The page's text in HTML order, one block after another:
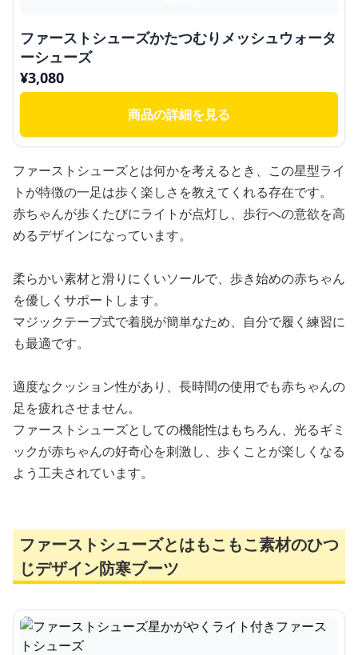
ファーストシューズかたつむりメッシュウォータ
ーシューズ
¥3,080
商品の詳細を見る
ファーストシューズとは何かを考えるとき、この星型ライ
トが特徴の一足は歩く楽しさを教えてくれる存在です。
赤ちゃんが歩くたびにライトが点灯し、歩行への意欲を高
めるデザインになっています。
柔らかい素材と滑りにくいソールで、歩き始めの赤ちゃん
を優しくサポートします。
マジックテープ式で着脱が簡単なため、自分で履く練習に
も最適です。
適度なクッション性があり、長時間の使用でも赤ちゃんの
足を疲れさせません。
ファーストシューズとしての機能性はもちろん、光るギミ
ックが赤ちゃんの好奇心を刺激し、歩くことが楽しくなる
よう工夫されています。
ファーストシューズとはもこもこ素材のひつ
じデザイン防寒ブーツ